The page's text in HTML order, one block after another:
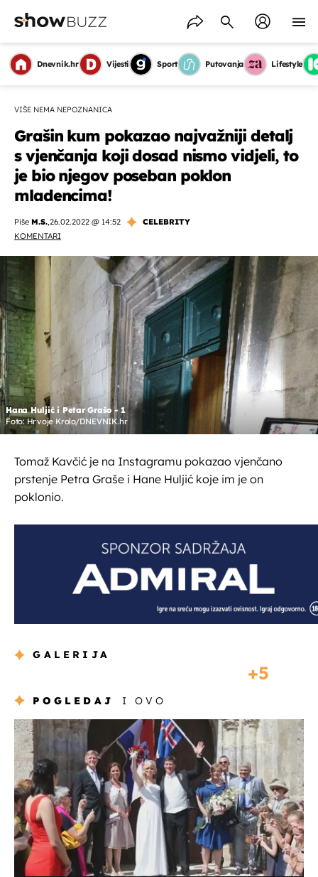
Dnevnik.hr Vijesti Sport Putovanja Lifestyle
VIŠE NEMA NEPOZNANICA
Grašin kum pokazao najvažniji detalj
s vjenčanja koji dosad nismo vidjeli, to
je bio njegov poseban poklon
mladencima!
Piše M.S.,26.02.2022 @ 14:52
CELEBRITY
KOMENTARI
Hana Huljić i Petar Grašo - 1
Foto: Hrvoje Krolo/DNEVNIK.hr
Tomaž Kavčić je na Instagramu pokazao vjenčano
prstenje Petra Graše i Hane Huljić koje im je on
poklonio.
GALERIJA
5
POGLEDAJ I OVO
OMOGUĆI OBAVIJESTI